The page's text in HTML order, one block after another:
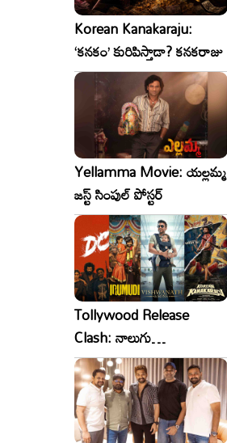
Korean Kanakaraju:
‘కనకం’ కురిపిస్తాడా? కనకరాజు
Yellamma Movie: యల్లమ్మ
జస్ట్ సింపుల్ పోస్టర్
Tollywood Release
Clash: నాలుగు
సినిమాలు..ఒకేసారి..ఎందుకో?